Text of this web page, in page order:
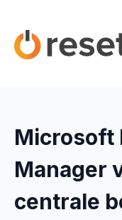
Microsoft
Manager
centrale